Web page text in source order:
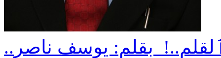
بقلم: يوسف ناصر